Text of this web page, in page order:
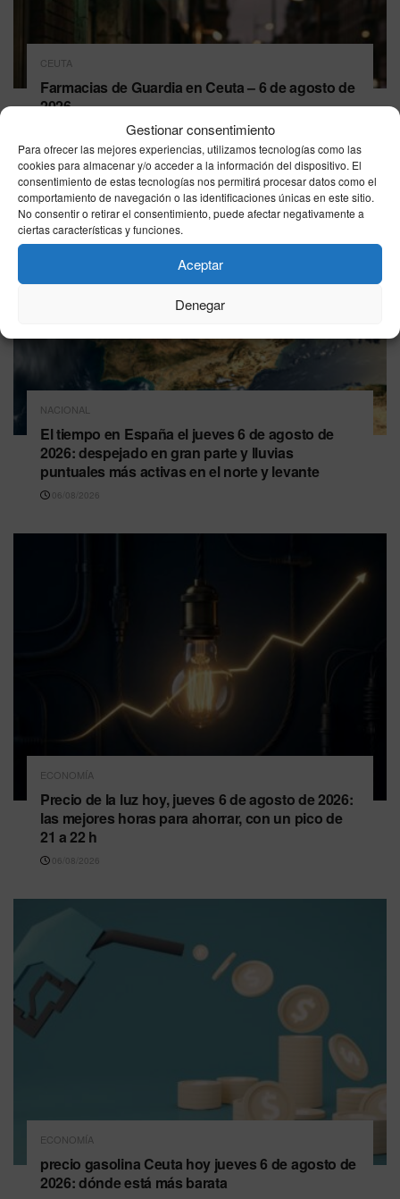
Gestionar consentimiento
Para ofrecer las mejores experiencias, utilizamos tecnologías como las
cookies para almacenar y/o acceder a la información del dispositivo. El
consentimiento de estas tecnologías nos permitirá procesar datos como el
comportamiento de navegación o las identificaciones únicas en este sitio.
No consentir o retirar el consentimiento, puede afectar negativamente a
ciertas características y funciones.
Aceptar
Denegar
CEUTA
Farmacias de Guardia en Ceuta – 6 de agosto de
2026
NACIONAL
El tiempo en España el jueves 6 de agosto de
2026: despejado en gran parte y lluvias
puntuales más activas en el norte y levante
06/08/2026
ECONOMÍA
Precio de la luz hoy, jueves 6 de agosto de 2026:
las mejores horas para ahorrar, con un pico de
21 a 22 h
06/08/2026
ECONOMÍA
precio gasolina Ceuta hoy jueves 6 de agosto de
2026: dónde está más barata